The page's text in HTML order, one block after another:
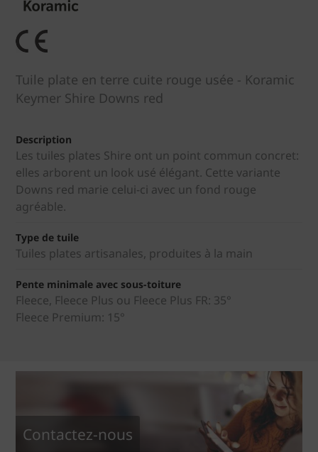
Tuile plate en terre cuite rouge usée - Koramic
Keymer Shire Downs red
Description
Les tuiles plates Shire ont un point commun concret:
elles arborent un look usé élégant. Cette variante
Downs red marie celui-ci avec un fond rouge
agréable.
Type de tuile
Tuiles plates artisanales, produites à la main
Pente minimale avec sous-toiture
Fleece, Fleece Plus ou Fleece Plus FR: 35°
Fleece Premium: 15°
Contactez-nous